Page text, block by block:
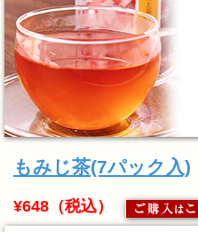
もみじ茶(7パック入)
¥648（税込）